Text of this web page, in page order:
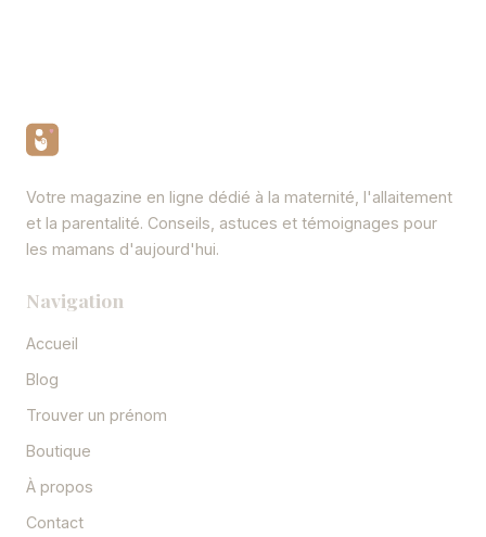
Votre magazine en ligne dédié à la maternité, l'allaitement
et la parentalité. Conseils, astuces et témoignages pour
les mamans d'aujourd'hui.
Navigation
Accueil
Blog
Trouver un prénom
Boutique
À propos
Contact